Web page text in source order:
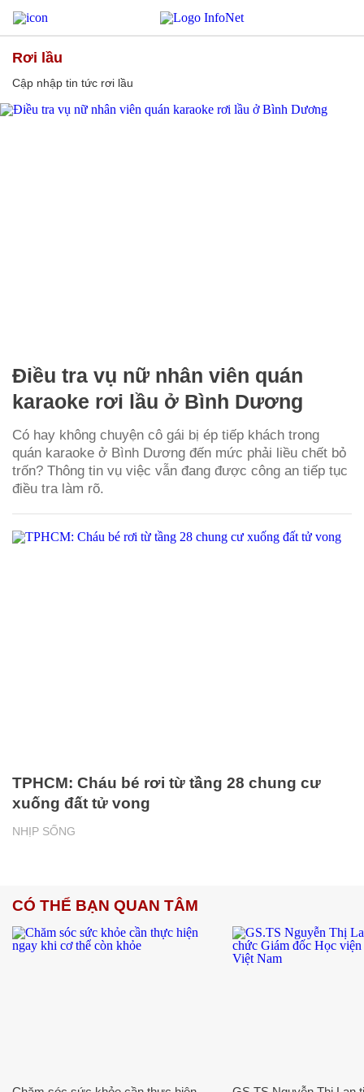
rơi lầu
Cập nhập tin tức rơi lầu
Điều tra vụ nữ nhân viên quán
karaoke rơi lầu ở Bình Dương
Có hay không chuyện cô gái bị ép tiếp khách trong
quán karaoke ở Bình Dương đến mức phải liều chết bỏ
trốn? Thông tin vụ việc vẫn đang được công an tiếp tục
điều tra làm rõ.
NHỊP SỐNG
TPHCM: Cháu bé rơi từ tầng 28 chung cư
xuống đất tử vong
CÓ THỂ BẠN QUAN TÂM